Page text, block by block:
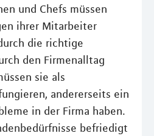
und Chefs müssen
ihrer Mitarbeiter
die richtige
den Firmenalltag
sie als
andererseits ein
in der Firma haben.
befriedigt